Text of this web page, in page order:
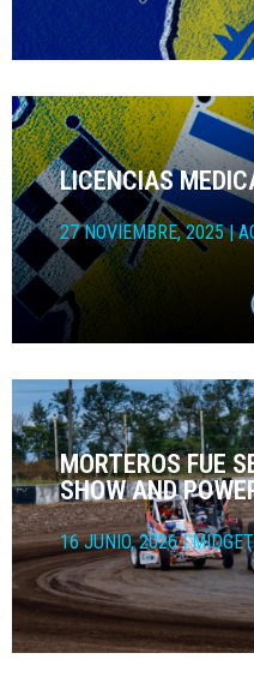
LICENCIAS
27 NOVIEMBRE, 2025 |
MORTEROS FUE
SHOW AND
16 JUNIO, 2026 | MIDGET